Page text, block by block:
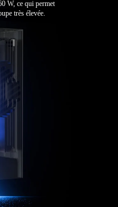
W, ce qui permet
très élevée.